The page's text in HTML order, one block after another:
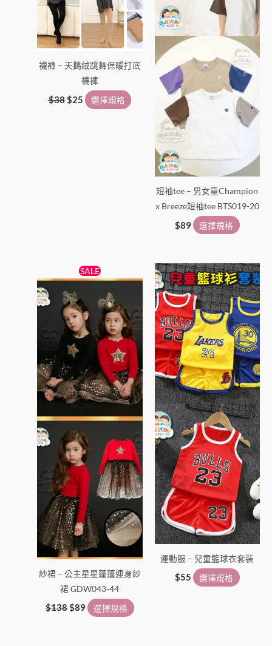
襪褲 – 天鵝絨跳舞保暖打底
襪褲
$38 $25 選擇規格
式。
可
在
品
面
短袖tee – 男女童Champion
x Breeze短袖tee BTS019-20
$89 選擇規格
式。
在
產
品
頁
面
選
擇
項
SALE
紗裙 – 公主星星蓬蓬連身紗
裙 GDW043-44
$138
始
價
格：
$138。
$89
目
前
格：
$89。
選擇規格
有
多
種
款
式。
可
在
產
品
頁
面
選
擇
選
項
運動服 – 兒童籃球衣套裝
$55 選擇規格
此
產
品
有
多
種
款
式。
可
在
產
品
頁
面
選
擇
選
項